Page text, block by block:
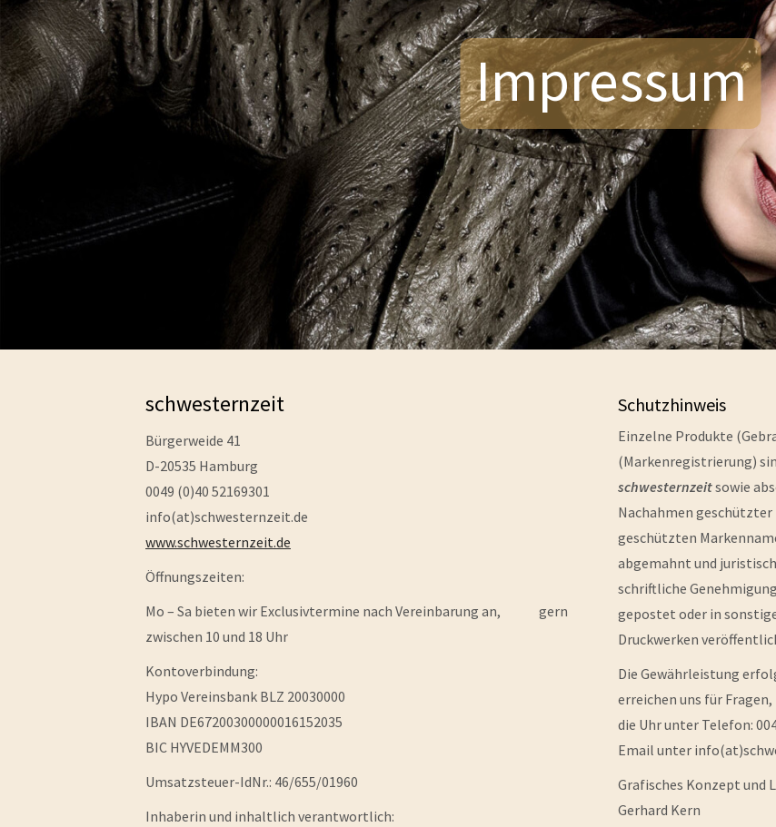
Impressum
schwesternzeit
Bürgerweide 41
D-20535 Hamburg
0049 (0)40 52169301
info(at)schwesternzeit.de
www.schwesternzeit.de
Öffnungszeiten:
Mo – Sa bieten wir Exclusivtermine nach Vereinbarung an, gern
zwischen 10 und 18 Uhr
Kontoverbindung:
Hypo Vereinsbank BLZ 20030000
IBAN DE67200300000016152035
BIC HYVEDEMM300
Umsatzsteuer-IdNr.: 46/655/01960
Inhaberin und inhaltlich verantwortlich:
Schutzhinweis
Einzelne Produkte
(Markenregistrierung)
schwesternzeitsowie
Nachahmen
geschützten
abgemahnt und
schriftliche
gepostet oder in
Druckwerken
Die Gewährleistung
erreichen uns für
die Uhr unter Telefon:
Email unter
Grafisches Konzept und
Gerhard Kern